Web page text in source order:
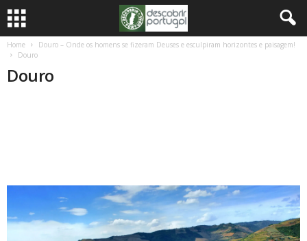
Home
Douro – Onde os homens se fizeram Deuses e esculpiram horizontes e paisagem!
Douro
Douro